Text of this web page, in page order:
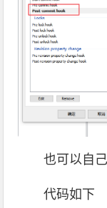
也可以自
代码如下